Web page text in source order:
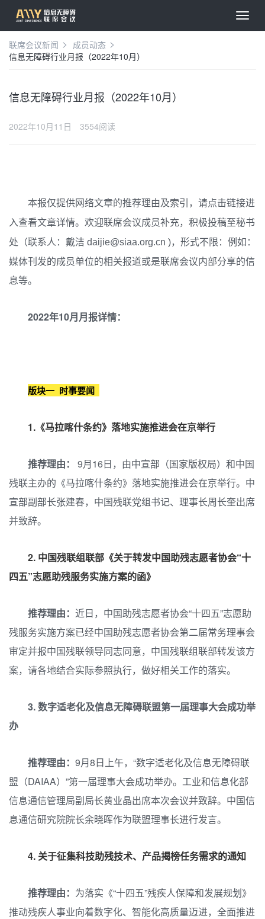
联席会议新闻
成员动态
信息无障碍行业月报（2022年10月）
信息无障碍行业月报（2022年10月）
2022年10月11日 3554阅读
本报仅提供网络文章的推荐理由及索引，请点击链接进
入查看文章详情。 欢迎联席会议成员补充，积极投稿至秘书
处（联系人：戴洁 daijie@siaa.org.cn )，形式不限：例如：
媒体刊发的成员单位的相关报道或是联席会议内部分享的信
息等。
2022年10月月报详情：
版块一 时事要闻
1.《马拉喀什条约》落地实施推进会在京举行
推荐理由：
9月16日，由中宣部（国家版权局）和中国
残联主办的《马拉喀什条约》落地实施推进会在京举行。中
宣部副部长张建春，中国残联党组书记、理事长周长奎出席
并致辞。
2. 中国残联组联部《关于转发中国助残志愿者协会“十
四五”志愿助残服务实施方案的函》
推荐理由： 近日，中国助残志愿者协会“十四五”志愿助
残服务实施方案已经中国助残志愿者协会第二届常务理事会
审定并报中国残联领导同志同意，中国残联组联部转发该方
案，请各地结合实际参照执行，做好相关工作的落实。
3.数字适老化及信息无障碍联盟第一届理事大会成功举
办
推荐理由： 9月8日上午，“数字适老化及信息无障碍联
盟（DAIAA）”第一届理事大会成功举办。工业和信息化部
信息通信管理局副局长黄业晶出席本次会议并致辞。中国信
息通信研究院院长余晓晖作为联盟理事长进行发言。
4. 关于征集科技助残技术、产品揭榜任务需求的通知
推荐理由： 为落实《“十四五”残疾人保障和发展规划》
推动残疾人事业向着数字化、智能化高质量迈进，全面推进